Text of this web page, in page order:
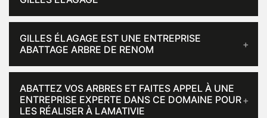
GILLES ÉLAGAGE EST UNE ENTREPRISE
ABATTAGE ARBRE DE RENOM
ABATTEZ VOS ARBRES ET FAITES APPEL À UNE
ENTREPRISE EXPERTE DANS CE DOMAINE POUR
LES RÉALISER À LAMATIVIE